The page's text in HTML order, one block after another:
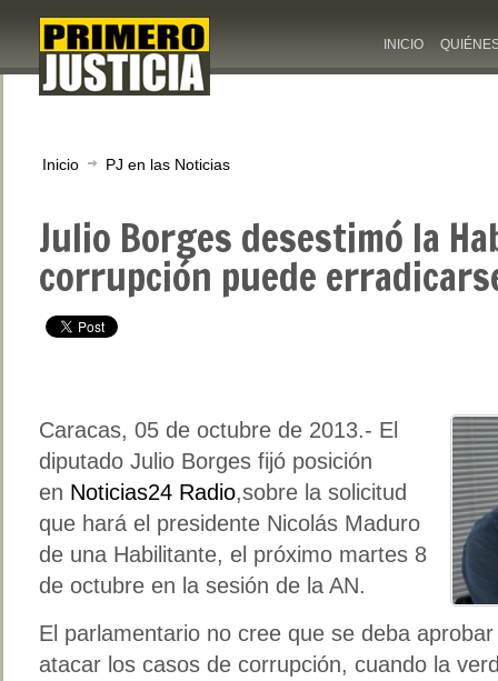
INICIO
Inicio PJ en las Noticias
Julio Borges desestimó la
corrupción puede
Caracas, 05 de octubre de 2013.- El
diputado Julio Borges fijó posición
en Noticias24 Radio,sobre la solicitud
que hará el presidente Nicolás Maduro
de una Habilitante, el próximo martes 8
de octubre en la sesión de la AN.
El parlamentario no cree que se deba
atacar los casos de corrupción, cuando la